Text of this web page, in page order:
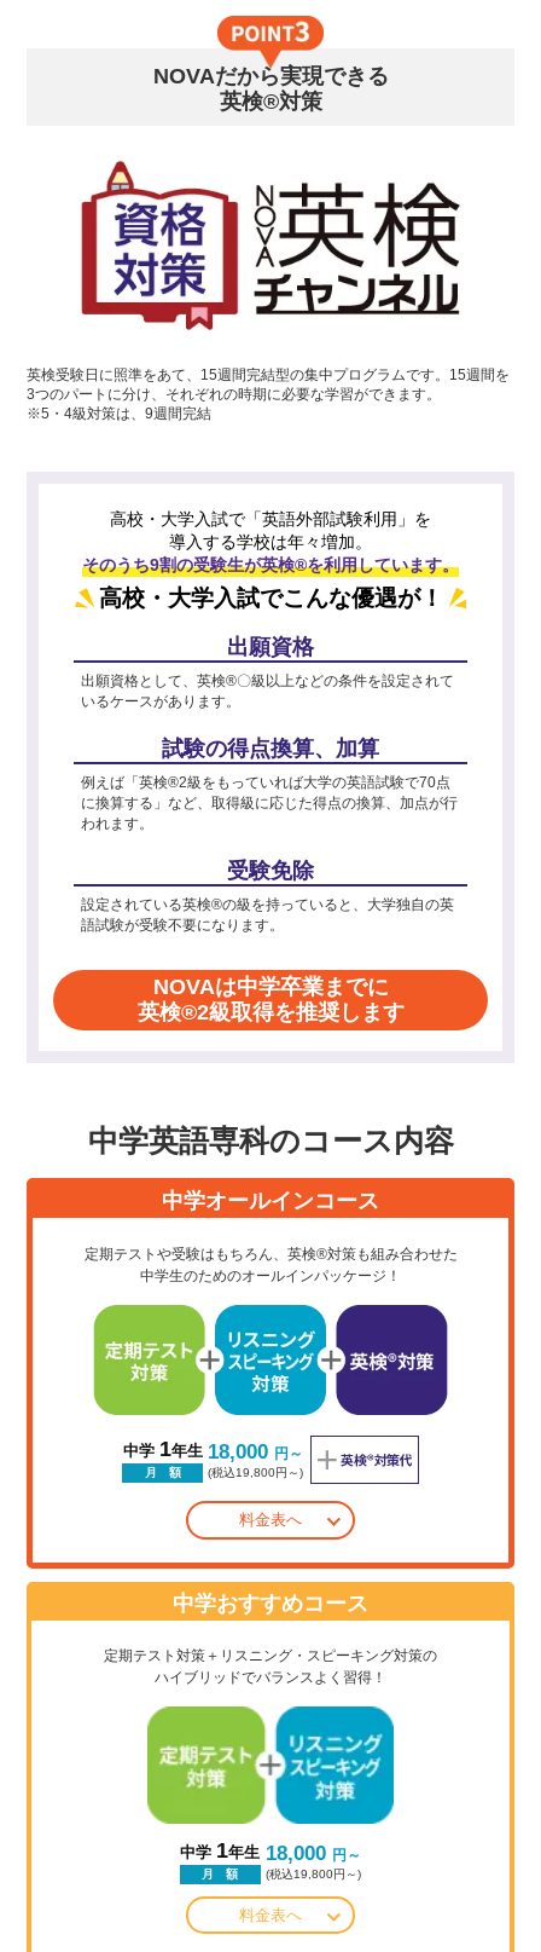
NOVAだから実現できる
英検®対策
英検受験日に照準をあて、15週間完結型の集中プログラムです。15週間を
3つのパートに分け、それぞれの時期に必要な学習ができます。
※5・4級対策は、9週間完結
高校・大学入試で「英語外部試験利用」を
導入する学校は年々増加。
そのうち9割の受験生が英検®を利用しています。
高校・大学入試でこんな優遇が！
出願資格
出願資格として、英検®〇級以上などの条件を設定されて
いるケースがあります。
試験の得点換算、加算
例えば「英検®2級をもっていれば大学の英語試験で70点
に換算する」など、取得級に応じた得点の換算、加点が行
われます。
受験免除
設定されている英検®の級を持っていると、大学独自の英
語試験が受験不要になります。
NOVAは中学卒業までに
英検®2級取得を推奨します
中学英語専科のコース内容
中学オールインコース
定期テストや受験はもちろん、英検®対策も組み合わせた
中学生のためのオールインパッケージ！
中学 1年生
月 額
18,000 円～
(税込19,800円～)
料金表へ
中学おすすめコース
定期テスト対策＋リスニング・スピーキング対策の
ハイブリッドでバランスよく習得！
中学 1年生
月 額
18,000 円～
(税込19,800円～)
料金表へ